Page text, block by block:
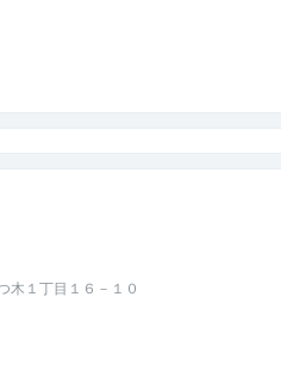
木１丁目１６－１０